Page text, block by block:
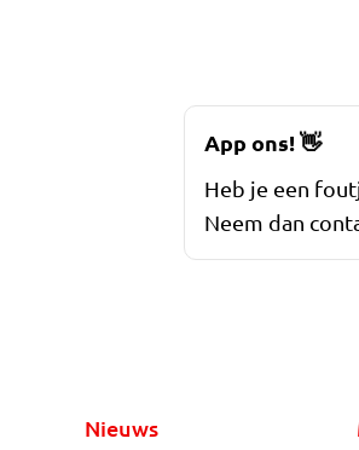
App ons!👋
Heb je een
Neem dan
Nieuws